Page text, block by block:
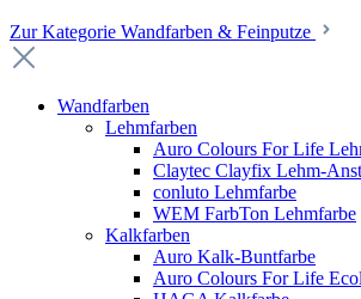
Zur Kategorie Wandfarben & Feinputze
Wandfarben
Lehmfarben
Auro Colours For Life
Claytec Clayfix Lehm-
conluto Lehmfarbe
WEM FarbTon Lehmfarbe
Kalkfarben
Auro Kalk-Buntfarbe
Auro Colours For Life